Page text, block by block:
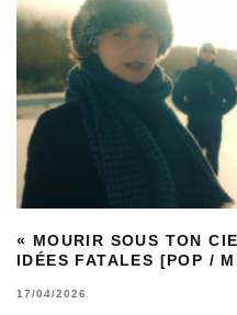
« MOURIR SOUS TON
IDÉES FATALES [POP /
17/04/2026